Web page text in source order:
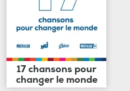
17 chansons pour
changer le monde